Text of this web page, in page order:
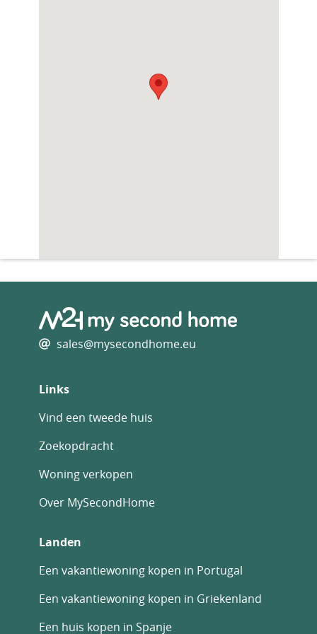
sales@mysecondhome.eu
Links
Vind een tweede huis
Zoekopdracht
Woning verkopen
Over MySecondHome
Landen
Een vakantiewoning kopen in Portugal
Een vakantiewoning kopen in Griekenland
Een huis kopen in Spanje